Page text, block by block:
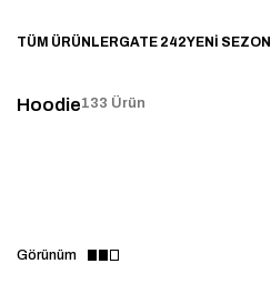
TÜM ÜRÜNLERGATE 242YENİ SEZON
Hoodie133 Ürün